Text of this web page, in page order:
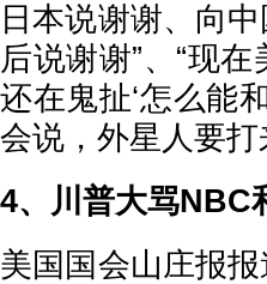
日本说谢谢、向
后说谢谢”、“现
还在鬼扯‘怎么能
会说，外星人要打
4、川普大骂NBC
美国国会山庄报